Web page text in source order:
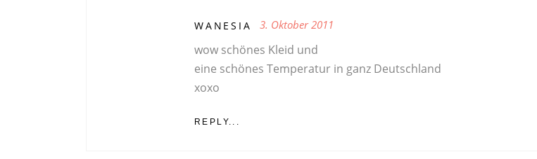
WANESIA 3. Oktober 2011
wow schönes Kleid und
eine schönes Temperatur in ganz Deutschland
xoxo
REPLY...